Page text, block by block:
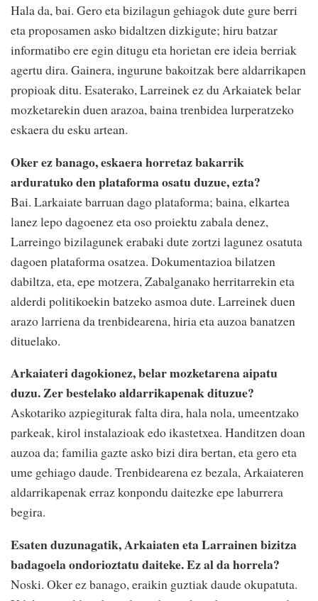
Hala da, bai. Gero eta bizilagun gehiagok dute gure berri
eta proposamen asko bidaltzen dizkigute; hiru batzar
informatibo ere egin ditugu eta horietan ere ideia berriak
agertu dira. Gainera, ingurune bakoitzak bere aldarrikapen
propioak ditu. Esaterako, Larreinek ez du Arkaiatek belar
mozketarekin duen arazoa, baina trenbidea lurperatzeko
eskaera du esku artean.
Oker ez banago, eskaera horretaz bakarrik
arduratuko den plataforma osatu duzue, ezta?
Bai. Larkaiate barruan dago plataforma; baina, elkartea
lanez lepo dagoenez eta oso proiektu zabala denez,
Larreingo bizilagunek erabaki dute zortzi lagunez osatuta
dagoen plataforma osatzea. Dokumentazioa bilatzen
dabiltza, eta, epe motzera, Zabalganako herritarrekin eta
alderdi politikoekin batzeko asmoa dute. Larreinek duen
arazo larriena da trenbidearena, hiria eta auzoa banatzen
dituelako.
Arkaiateri dagokionez, belar mozketarena aipatu
duzu. Zer bestelako aldarrikapenak dituzue?
Askotariko azpiegiturak falta dira, hala nola, umeentzako
parkeak, kirol instalazioak edo ikastetxea. Handitzen doan
auzoa da; familia gazte asko bizi dira bertan, eta gero eta
ume gehiago daude. Trenbidearena ez bezala, Arkaiateren
aldarrikapenak erraz konpondu daitezke epe laburrera
begira.
Esaten duzunagatik, Arkaiaten eta Larrainen bizitza
badagoela ondorioztatu daiteke. Ez al da horrela?
Noski. Oker ez banago, eraikin guztiak daude okupatuta.